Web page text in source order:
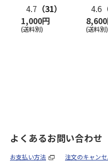
4.7 （31）
1,000円
(送料別)
4.6
(送料別)
よくあるお問い合わせ
お支払い方法 注文のキャン